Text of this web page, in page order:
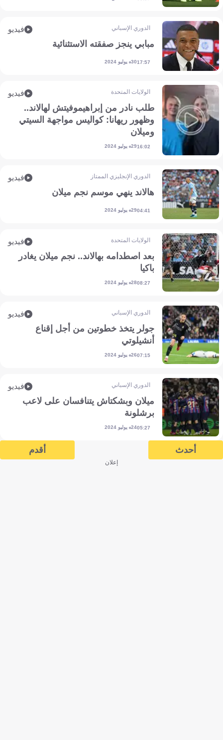
الدوري الإسباني فيديو
مبابي ينجز صفقته الاستثنائية
17:5730 يوليو 2024
الولايات المتحدة فيديو
طلب نادر من إبراهيموفيتش لهالاند..
وظهور ريهانا: كواليس مواجهة السيتي
وميلان
16:0229 يوليو 2024
الدوري الإنجليزي الممتاز فيديو
هالاند ينهي موسم نجم ميلان
04:4129 يوليو 2024
الولايات المتحدة فيديو
بعد اصطدامه بهالاند.. نجم ميلان يغادر
باكيا
08:2728 يوليو 2024
الدوري الإسباني فيديو
جولر يتخذ خطوتين من أجل إقناع
أنشيلوتي
07:1526 يوليو 2024
الدوري الإسباني فيديو
ميلان وبشكتاش يتنافسان على لاعب
برشلونة
05:2724 يوليو 2024
أحدث أقدم
إعلان